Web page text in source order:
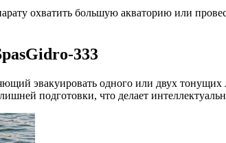
охватить большую акваторию или
333
эвакуировать одного или двух
подготовки, что делает